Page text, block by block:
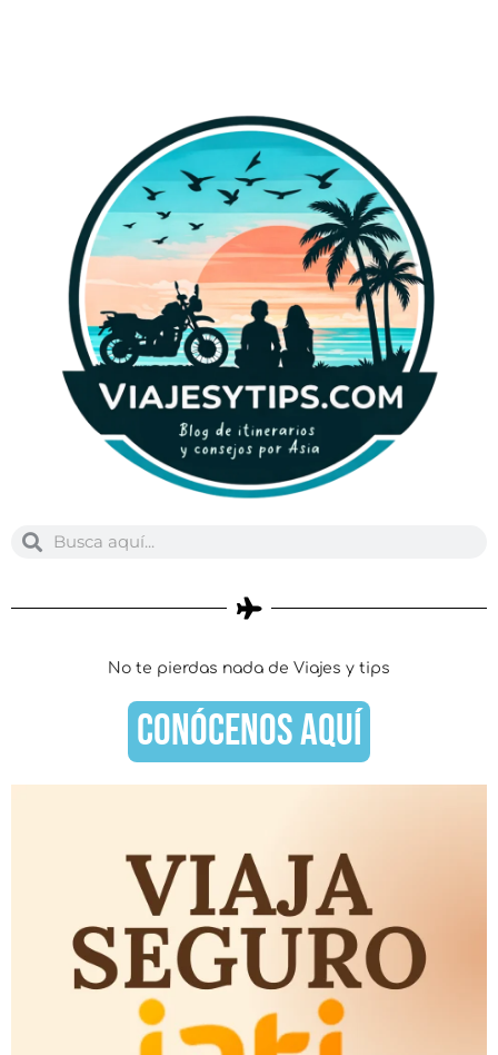
BuscarBuscar
No te pierdas nada de Viajes y tips
CONÓCENOS AQUÍ